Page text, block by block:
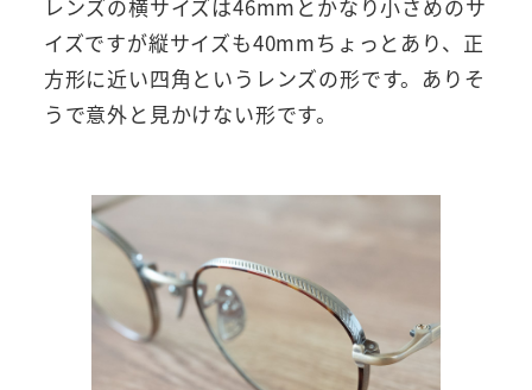
レンズの横サイズは46mmとかなり小さめのサ
イズですが縦サイズも40mmちょっとあり、正
方形に近い四角というレンズの形です。ありそ
うで意外と見かけない形です。